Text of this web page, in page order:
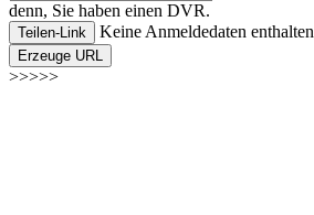
denn, Sie haben einen DVR.
Teilen-Link Keine Anmeldedaten enthalten
Erzeuge URL
>>>>>